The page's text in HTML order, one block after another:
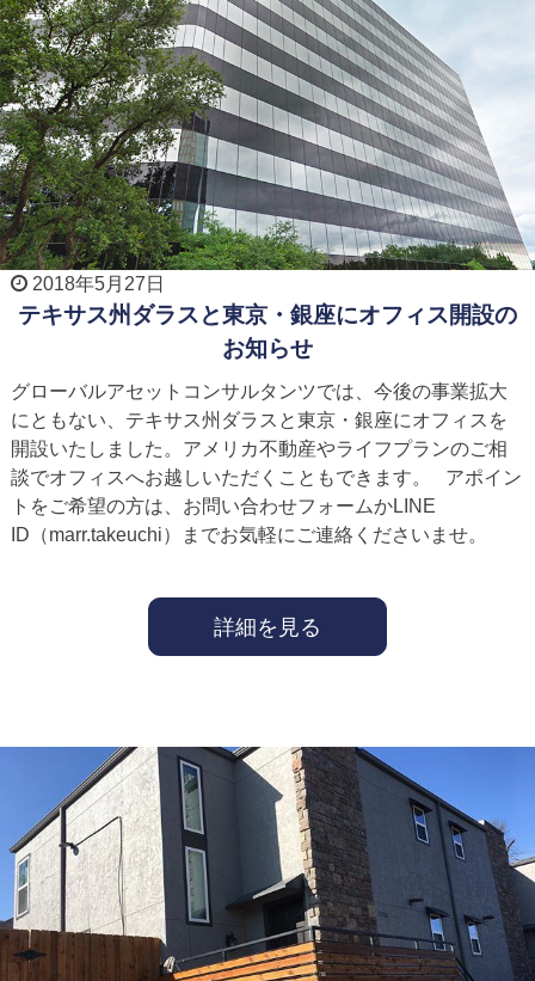
2018年5月27日
テキサス州ダラスと東京・銀座にオフィス開設の
お知らせ
グローバルアセットコンサルタンツでは、今後の事業拡大
にともない、テキサス州ダラスと東京・銀座にオフィスを
開設いたしました。アメリカ不動産やライフプランのご相
談でオフィスへお越しいただくこともできます。 アポイン
トをご希望の方は、お問い合わせフォームかLINE
ID（marr.takeuchi）までお気軽にご連絡くださいませ。
詳細を見る